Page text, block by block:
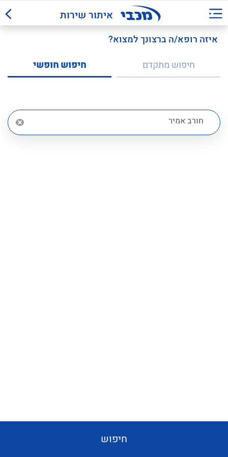
איתור שירות
איזה רופא/ה ברצונך למצוא?
חיפוש מתקדם
חיפוש חופשי
חיפוש